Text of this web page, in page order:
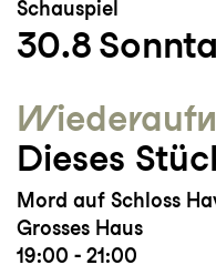
Schauspiel
30.8
Dieses
Mord auf Schloss
Grosses Haus
19:00 - 21:00